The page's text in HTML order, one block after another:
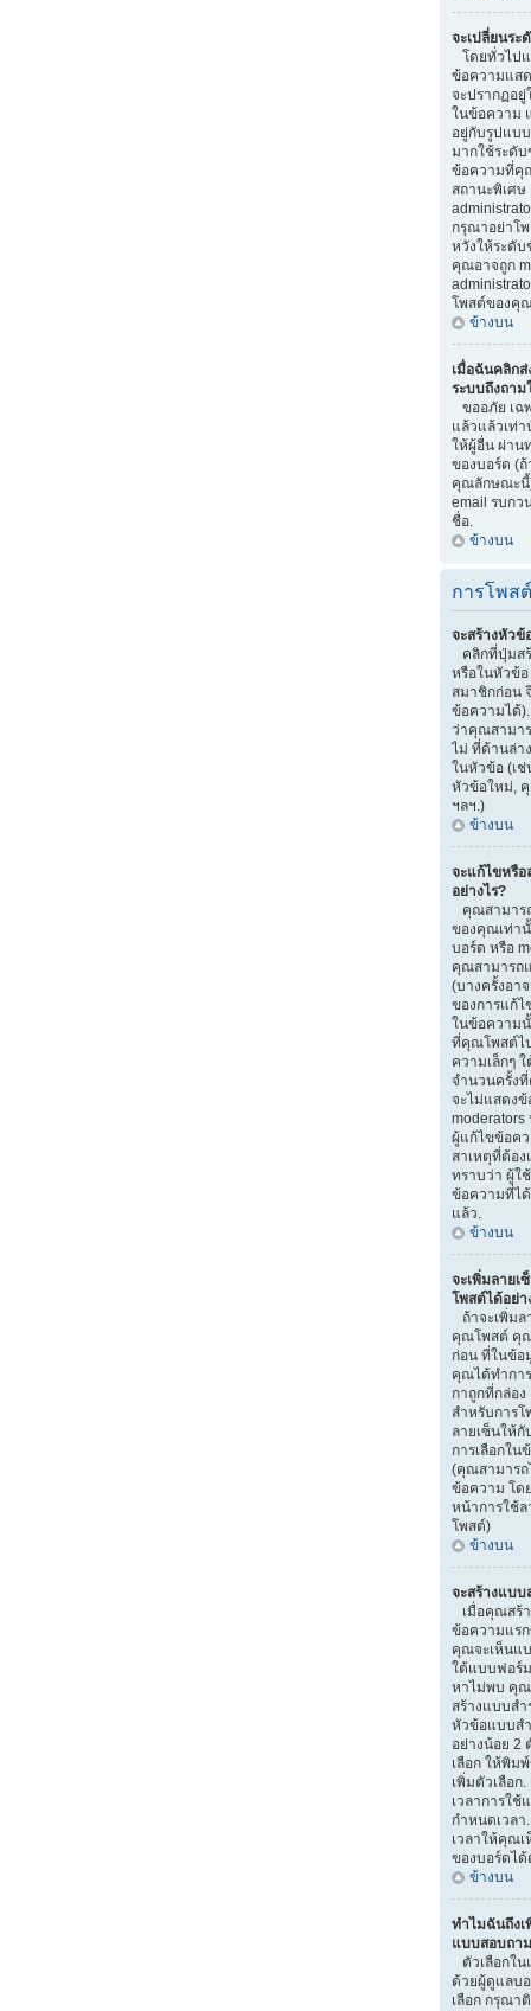
จะเปลี่ยนระ
โดยทั่วไป
ข้อความแส
จะปรากฏอ
ในข้อความ
อยู่กับรูปแบ
มากใช้ระดั
ข้อความที่คุ
สถานะพิเศษ
กรุณาอย่าโ
หวังให้ระดับ
คุณอาจถูก
โพสต์ของคุ
ข้างบน
เมื่อฉันคลิก
ระบบถึงถาม
ขออภัย เฉ
แล้วแล้วเท่
ให้ผู้อื่น ผ่าน
ของบอร์ด (
คุณลักษณะนี้)
email รบกว
ชื่อ.
ข้างบน
การโพส
จะสร้างหัวข้
คลิกที่ปุ่มส
หรือในหัวข้
สมาชิกก่อน
ข้อความได้
ว่าคุณสามา
ไม่ ที่ด้านล่า
ในหัวข้อ (เ
หัวข้อใหม่,
ฯลฯ.)
ข้างบน
จะแก้ไขหรื
อย่างไร?
คุณสามาร
ของคุณเท่านั้
บอร์ด หรือ
คุณสามารถ
(บางครั้งอา
ของการแก้
ในข้อความ
ที่คุณโพสต์ไ
ความเล็กๆ
จำนวนครั้ง
จะไม่แสดงข้
moderators
ผู้แก้ไขข้อค
สาเหตุที่ต้อ
ทราบว่า ผู้ใ
ข้อความที่ไ
แล้ว.
ข้างบน
จะเพิ่มลาย
โพสต์ได้อย่า
ถ้าจะเพิ่ม
คุณโพสต์ คุณ
ก่อน ที่ในข้อ
คุณได้ทำกา
กาถูกที่กล่อง
สำหรับการ
ลายเซ็นให้
การเลือกใ
(คุณสามารถ
ข้อความ โด
หน้าการใช้
โพสต์)
ข้างบน
จะสร้างแบบ
เมื่อคุณสร้
ข้อความแร
คุณจะเห็นแ
ใต้แบบฟอร์
หาไม่พบ คุณ
สร้างแบบส
หัวข้อแบบสำ
อย่างน้อย 2
เลือก ให้พิม
เพิ่มตัวเลือ
เวลาการใช้
กำหนดเวลา
เวลาให้คุณเ
ของบอร์ดได้
ข้างบน
ทำไมฉันถึงเ
แบบสอบถา
ตัวเลือกใ
ด้วยผู้ดูแลบ
เลือก กรุณา